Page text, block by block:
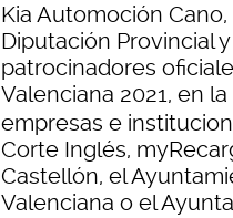
Kia Automoción
Diputación Provincial
patrocinadores
Valenciana 2021, en
empresas e
Corte Inglés,
Castellón, el
Valenciana o el